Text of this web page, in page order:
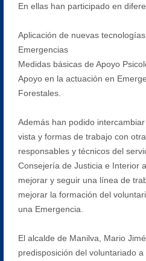
En ellas han participado en
Aplicación de nuevas
Emergencias
Medidas básicas de Apoyo
Apoyo en la actuación en
Forestales.
Además han podido
vista y formas de trabajo con
responsables y técnicos del
Consejería de Justicia e Interior
mejorar y seguir una línea de
mejorar la formación del
una Emergencia.
El alcalde de Manilva, Mario
predisposición del voluntariado